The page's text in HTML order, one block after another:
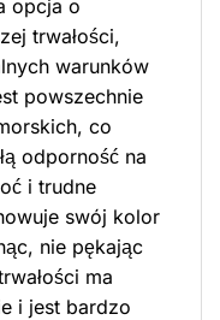
opcja o
trwałości,
warunków
powszechnie
co
odporność na
i trudne
swój kolor
nie pękając
ma
i jest bardzo